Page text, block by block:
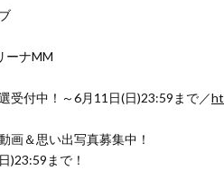
ーナMM
受付中！～6月11日(日)23:59まで／
画＆思い出写真募集中！
)23:59まで！